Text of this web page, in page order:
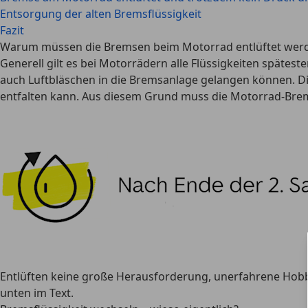
Entsorgung der alten Bremsflüssigkeit
Fazit
Warum müssen die Bremsen beim Motorrad entlüftet
Generell gilt es bei Motorrädern alle Flüssigkeiten
auch Luftbläschen in die Bremsanlage gelangen können.
entfalten kann. Aus diesem Grund muss die Motorrad-
Entlüften keine große Herausforderung, unerfahrene
unten im Text.